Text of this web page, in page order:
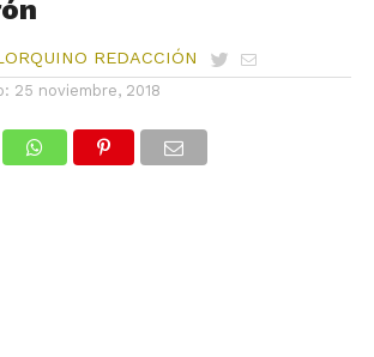
REDACCIÓN
25 noviembre, 2018